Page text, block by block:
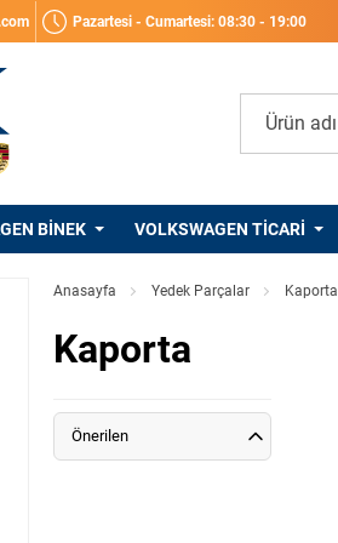
Pazartesi - Cumartesi: 08:30 - 19:00
BINEK VOLKSWAGEN TICARI
Anasayfa Yedek Parçalar Kaporta
Kaporta
Önerilen